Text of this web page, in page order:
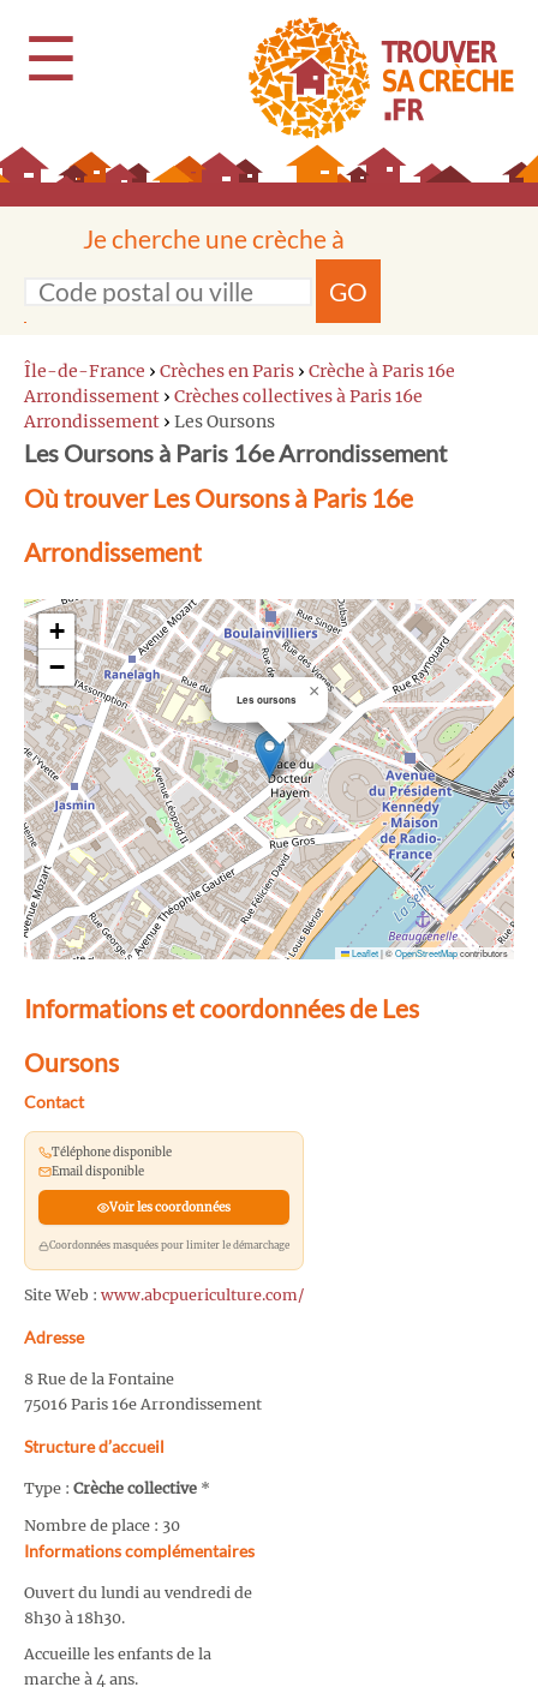
☰
Je cherche une crèche à
GO
Île-de-France › Crèches en Paris › Crèche à Paris 16e
Arrondissement › Crèches collectives à Paris 16e
Arrondissement › Les Oursons
Les Oursons à Paris 16e Arrondissement
Où trouver Les Oursons à Paris 16e
Arrondissement
Les oursons ×
+
−
Leaflet|©OpenStreetMapcontributors
Informations et coordonnées de Les
Oursons
Contact
Téléphone disponible
Email disponible
Voir les coordonnées
Coordonnées masquées pour limiter le démarchage
Site Web : www.abcpuericulture.com/
Adresse
8 Rue de la Fontaine
75016 Paris 16e Arrondissement
Structure d’accueil
Type : Crèche collective *
Nombre de place : 30
Informations complémentaires
Ouvert du lundi au vendredi de
8h30 à 18h30.
Accueille les enfants de la
marche à 4 ans.